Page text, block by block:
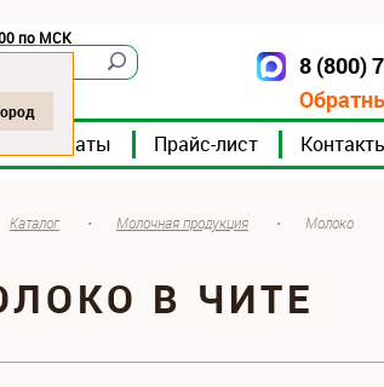
по МСК
Прайс-лист
8 (800)
Каталог • Молочная продукция • Молоко
В ЧИТЕ